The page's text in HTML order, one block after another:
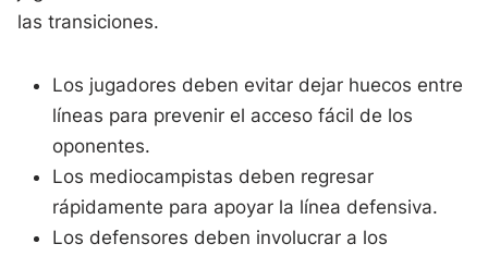
las transiciones.
Los jugadores deben evitar dejar huecos entre
líneas para prevenir el acceso fácil de los
oponentes.
Los mediocampistas deben regresar
rápidamente para apoyar la línea defensiva.
Los defensores deben involucrar a los